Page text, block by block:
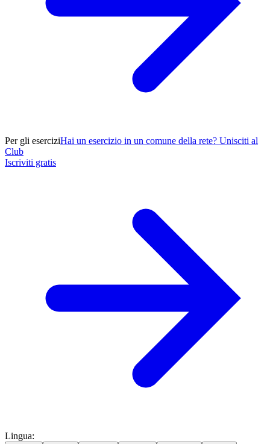
Per gli eserciziHai un esercizio in un comune della rete? Unisciti al
Club
Iscriviti gratis
Lingua: